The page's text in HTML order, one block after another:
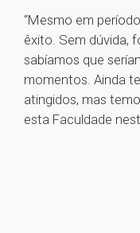
“Mesmo em
êxito. Sem dúvida,
sabíamos que
momentos. Ainda
atingidos, mas
esta Faculdade